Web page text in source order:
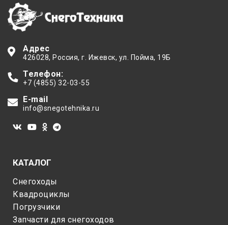
Адрес
426028, Россия, г. Ижевск, ул. Пойма, 19Б
Телефон:
+7 (4855) 32-03-55
E-mail
info@snegotehnika.ru
КАТАЛОГ
Снегоходы
Квадроциклы
Погрузчики
Запчасти для снегоходов